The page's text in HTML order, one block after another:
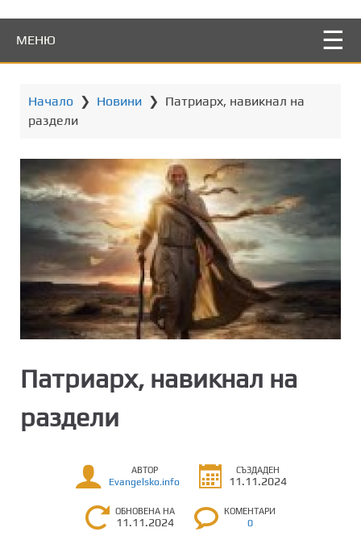
е
МЕНЮ
Начало ❯ Новини ❯ Патриарх, навикнал на
раздели
Патриарх, навикнал на
раздели
АВТОР
Evangelsko.info
СЪЗДАДЕН
11.11.2024
ОБНОВЕНА НА
11.11.2024
КОМЕНТАРИ
0